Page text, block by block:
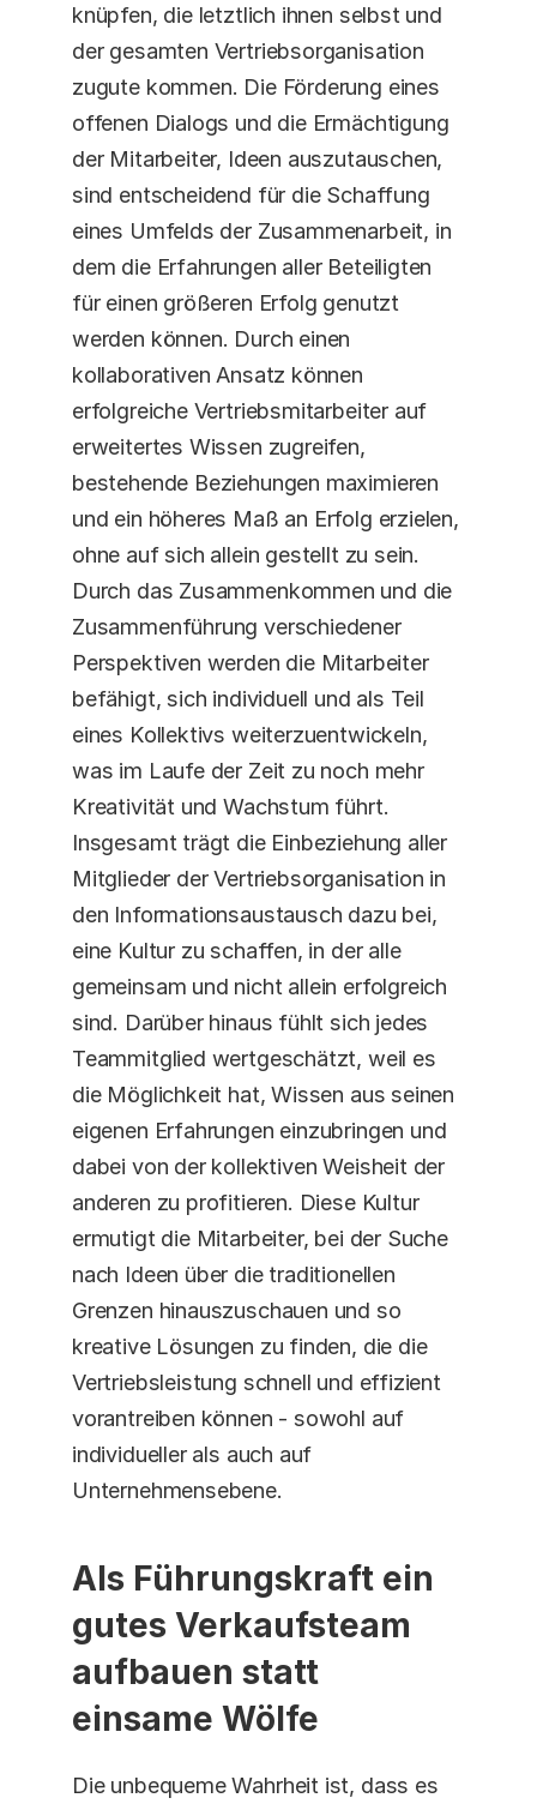
knüpfen, die letztlich ihnen selbst und
der gesamten Vertriebsorganisation
zugute kommen. Die Förderung eines
offenen Dialogs und die Ermächtigung
der Mitarbeiter, Ideen auszutauschen,
sind entscheidend für die Schaffung
eines Umfelds der Zusammenarbeit, in
dem die Erfahrungen aller Beteiligten
für einen größeren Erfolg genutzt
werden können. Durch einen
kollaborativen Ansatz können
erfolgreiche Vertriebsmitarbeiter auf
erweitertes Wissen zugreifen,
bestehende Beziehungen maximieren
und ein höheres Maß an Erfolg erzielen,
ohne auf sich allein gestellt zu sein.
Durch das Zusammenkommen und die
Zusammenführung verschiedener
Perspektiven werden die Mitarbeiter
befähigt, sich individuell und als Teil
eines Kollektivs weiterzuentwickeln,
was im Laufe der Zeit zu noch mehr
Kreativität und Wachstum führt.
Insgesamt trägt die Einbeziehung aller
Mitglieder der Vertriebsorganisation in
den Informationsaustausch dazu bei,
eine Kultur zu schaffen, in der alle
gemeinsam und nicht allein erfolgreich
sind. Darüber hinaus fühlt sich jedes
Teammitglied wertgeschätzt, weil es
die Möglichkeit hat, Wissen aus seinen
eigenen Erfahrungen einzubringen und
dabei von der kollektiven Weisheit der
anderen zu profitieren. Diese Kultur
ermutigt die Mitarbeiter, bei der Suche
nach Ideen über die traditionellen
Grenzen hinauszuschauen und so
kreative Lösungen zu finden, die die
Vertriebsleistung schnell und effizient
vorantreiben können - sowohl auf
individueller als auch auf
Unternehmensebene.
Als Führungskraft ein
gutes Verkaufsteam
aufbauen statt
einsame Wölfe
Die unbequeme Wahrheit ist, dass es